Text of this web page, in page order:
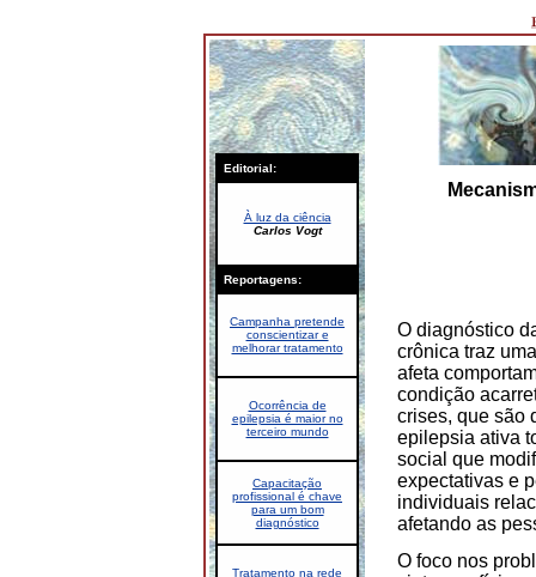
Editorial:
À luz da ciência
Carlos Vogt
Reportagens:
Campanha pretende
conscientizar e
melhorar tratamento
Ocorrência de
epilepsia é maior no
terceiro mundo
Capacitação
profissional é chave
para um bom
diagnóstico
Tratamento na rede
O diagnóstico
crônica traz
afeta
condição
crises, que são
epilepsia ativa
social que
expectativas e
individuais
afetando as
O foco nos